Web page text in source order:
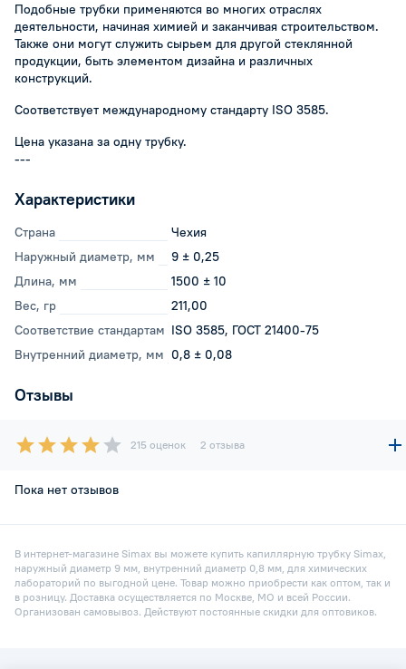
Подобные трубки применяются во многих отраслях
деятельности, начиная химией и заканчивая строительством.
Также они могут служить сырьем для другой стеклянной
продукции, быть элементом дизайна и различных
конструкций.
Соответствует международному стандарту ISO 3585.
Цена указана за одну трубку.
---
Характеристики
Страна
Чехия
Наружный диаметр, мм
9 ± 0,25
Длина, мм
1500 ± 10
Вес, гр
211,00
Соответствие стандартам ISO 3585, ГОСТ 21400-75
Внутренний диаметр, мм 0,8 ± 0,08
Отзывы
215 оценок 2 отзыва
Пока нет отзывов
В интернет-магазине Simax вы можете купить капиллярную трубку Simax,
наружный диаметр 9 мм, внутренний диаметр 0,8 мм, для химических
лабораторий по выгодной цене. Товар можно приобрести как оптом, так и
в розницу. Доставка осуществляется по Москве, МО и всей России.
Организован самовывоз. Действуют постоянные скидки для оптовиков.